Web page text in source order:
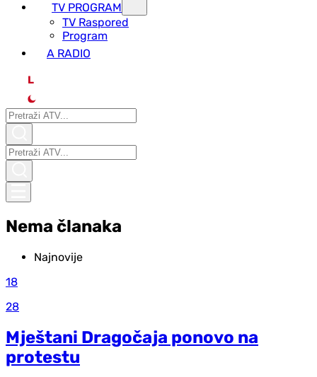
TV PROGRAM
ТV Raspored
Program
A RADIO
L
Nema članaka
Najnovije
18
28
Mještani Dragočaja ponovo na
protestu